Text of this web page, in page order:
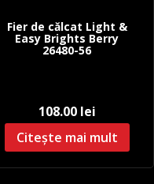
Fier de călcat Light &
Easy Brights Berry
26480-56
108.00 lei
Citește mai mult